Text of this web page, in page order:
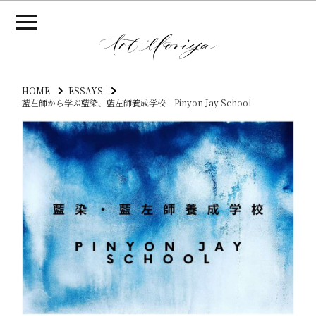
HOME
ESSAYS
藍左師から学ぶ藍染、藍左師養成学校 Pinyon Jay School